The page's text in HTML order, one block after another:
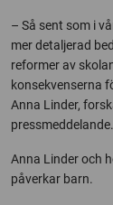
– Så sent som i
mer detaljerad
reformer av
konsekvenserna
Anna Linder,
pressmeddelande.
Anna Linder och
påverkar barn.